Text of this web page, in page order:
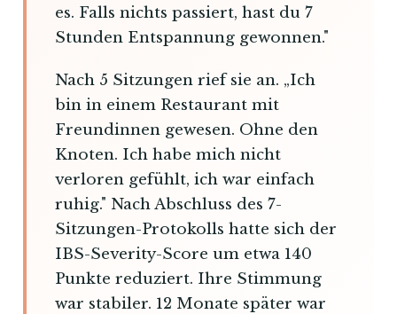
es. Falls nichts passiert, hast du 7
Stunden Entspannung gewonnen."
Nach 5 Sitzungen rief sie an. „Ich
bin in einem Restaurant mit
Freundinnen gewesen. Ohne den
Knoten. Ich habe mich nicht
verloren gefühlt, ich war einfach
ruhig." Nach Abschluss des 7-
Sitzungen-Protokolls hatte sich der
IBS-Severity-Score um etwa 140
Punkte reduziert. Ihre Stimmung
war stabiler. 12 Monate später war